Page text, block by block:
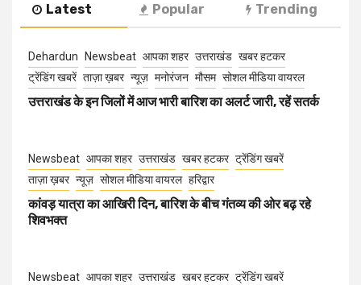
Latest Popular Trending
Dehardun Newsbeat आपका शहर उत्तराखंड खबर हटकर
ट्रेंडिंग खबरें ताज़ा ख़बर न्यूज़ मनोरंजन मौसम सोशल मीडिया वायरल
उत्तराखंड के इन जिलों में आज भारी बारिश का अलर्ट जारी, रहें सतर्क
Newsbeat आपका शहर उत्तराखंड खबर हटकर ट्रेंडिंग खबरें
ताज़ा ख़बर न्यूज़ सोशल मीडिया वायरल हरिद्वार
कांवड़ यात्रा का आखिरी दिन, बारिश के बीच गंतव्य की ओर बढ़ रहे
शिवभक्त
Newsbeat आपका शहर उत्तराखंड खबर हटकर ट्रेंडिंग खबरें